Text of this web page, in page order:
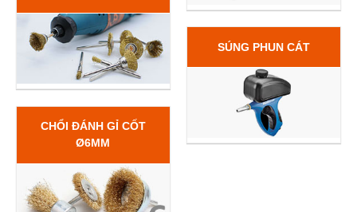
CHỔI ĐÁNH GỈ CỐT
Ø6MM
SÚNG PHUN CÁT